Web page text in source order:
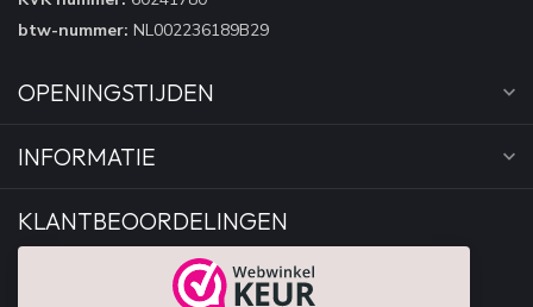
btw-nummer: NL002236189B29
OPENINGSTIJDEN
INFORMATIE
KLANTBEOORDELINGEN